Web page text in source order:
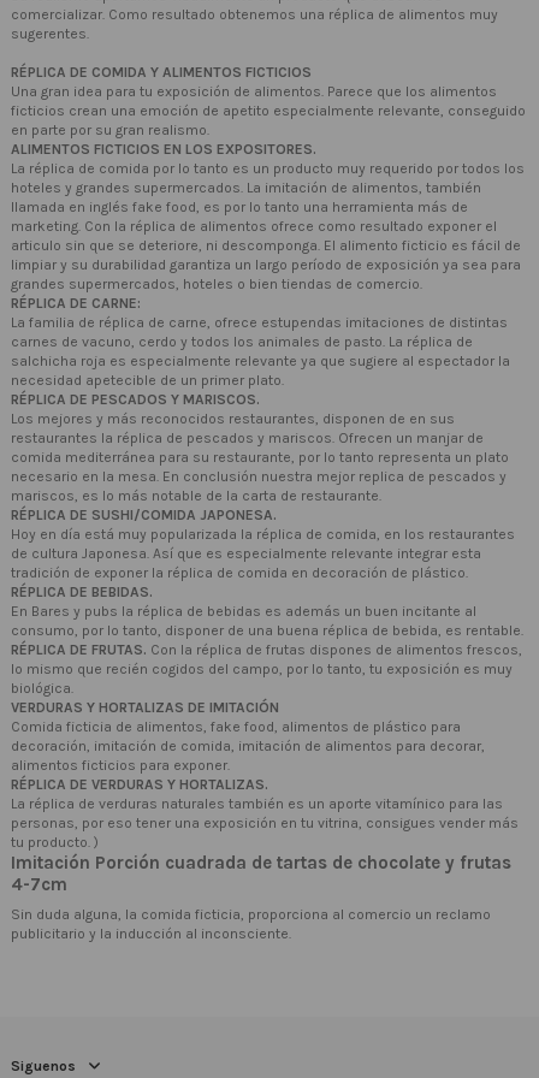
comercializar. Como resultado obtenemos una réplica de alimentos muy
sugerentes.
RÉPLICA DE COMIDA Y ALIMENTOS FICTICIOS
Una gran idea para tu exposición de alimentos. Parece que los alimentos
ficticios crean una emoción de apetito especialmente relevante, conseguido
en parte por su gran realismo.
ALIMENTOS FICTICIOS EN LOS EXPOSITORES.
La réplica de comida por lo tanto es un producto muy requerido por todos los
hoteles y grandes supermercados. La imitación de alimentos, también
llamada en inglés fake food, es por lo tanto una herramienta más de
marketing. Con la réplica de alimentos ofrece como resultado exponer el
articulo sin que se deteriore, ni descomponga. El alimento ficticio es fácil de
limpiar y su durabilidad garantiza un largo período de exposición ya sea para
grandes supermercados, hoteles o bien tiendas de comercio.
RÉPLICA DE CARNE:
La familia de réplica de carne, ofrece estupendas imitaciones de distintas
carnes de vacuno, cerdo y todos los animales de pasto. La réplica de
salchicha roja es especialmente relevante ya que sugiere al espectador la
necesidad apetecible de un primer plato.
RÉPLICA DE PESCADOS Y MARISCOS.
Los mejores y más reconocidos restaurantes, disponen de en sus
restaurantes la réplica de pescados y mariscos. Ofrecen un manjar de
comida mediterránea para su restaurante, por lo tanto representa un plato
necesario en la mesa. En conclusión nuestra mejor replica de pescados y
mariscos, es lo más notable de la carta de restaurante.
RÉPLICA DE SUSHI/COMIDA JAPONESA.
Hoy en día está muy popularizada la réplica de comida, en los restaurantes
de cultura Japonesa. Así que es especialmente relevante integrar esta
tradición de exponer la réplica de comida en decoración de plástico.
RÉPLICA DE BEBIDAS.
En Bares y pubs la réplica de bebidas es además un buen incitante al
consumo, por lo tanto, disponer de una buena réplica de bebida, es rentable.
RÉPLICA DE FRUTAS. Con la réplica de frutas dispones de alimentos frescos,
lo mismo que recién cogidos del campo, por lo tanto, tu exposición es muy
biológica.
VERDURAS Y HORTALIZAS DE IMITACIÓN
Comida ficticia de alimentos, fake food, alimentos de plástico para
decoración, imitación de comida, imitación de alimentos para decorar,
alimentos ficticios para exponer.
RÉPLICA DE VERDURAS Y HORTALIZAS.
La réplica de verduras naturales también es un aporte vitamínico para las
personas, por eso tener una exposición en tu vitrina, consigues vender más
tu producto. )
Imitación Porción cuadrada de tartas de chocolate y frutas
4-7cm
Sin duda alguna, la comida ficticia, proporciona al comercio un reclamo
publicitario y la inducción al inconsciente.
Siguenos